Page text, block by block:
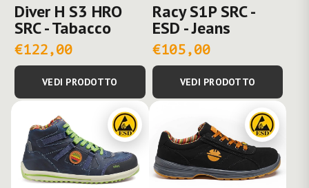
Diver H S3 HRO
SRC - Tabacco
€122,00
VEDI PRODOTTO
Racy S1P SRC -
ESD - Jeans
€105,00
VEDI PRODOTTO